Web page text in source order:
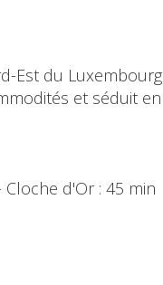
Est du Luxembourg
et séduit en
d'Or : 45 min